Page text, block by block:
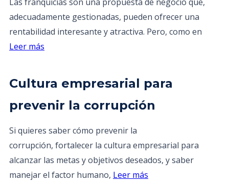
adecuadamente gestionadas, pueden ofrecer una
rentabilidad interesante y atractiva. Pero, como en
Leer más
Cultura empresarial para
prevenir la corrupción
Si quieres saber cómo prevenir la
corrupción, fortalecer la cultura empresarial para
alcanzar las metas y objetivos deseados, y saber
manejar el factor humano, Leer más